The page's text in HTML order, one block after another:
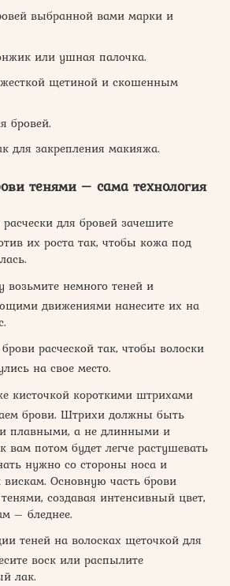
выбранной вами марки и
или ушная палочка.
щетиной и скошенным
бровей.
для закрепления макияжа.
тенями – сама технология
для бровей зачешите
их роста так, чтобы кожа под
возьмите немного теней и
движениями нанесите их на
расческой так, чтобы волоски
на свое место.
кисточкой короткими штрихами
брови. Штрихи должны быть
плавными, а не длинными и
вам потом будет легче растушевать
нужно со стороны носа и
вискам. Основную часть брови
создавая интенсивный цвет,
– бледнее.
теней на волосках щеточкой для
воск или распылите
лак.